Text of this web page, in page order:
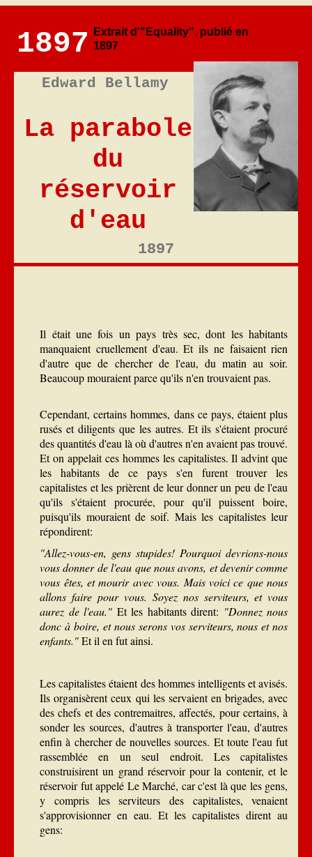
1897
Extrait d'"Equality", publié en
1897
Edward Bellamy
La parabole
du
réservoir
d'eau
1897
Il était une fois un pays très sec, dont les habitants
manquaient cruellement d'eau. Et ils ne faisaient rien
d'autre que de chercher de l'eau, du matin au soir.
Beaucoup mouraient parce qu'ils n'en trouvaient pas.
Cependant, certains hommes, dans ce pays, étaient plus
rusés et diligents que les autres. Et ils s'étaient procuré
des quantités d'eau là où d'autres n'en avaient pas trouvé.
Et on appelait ces hommes les capitalistes. Il advint que
les habitants de ce pays s'en furent trouver les
capitalistes et les prièrent de leur donner un peu de l'eau
qu'ils s'étaient procurée, pour qu'il puissent boire,
puisqu'ils mouraient de soif. Mais les capitalistes leur
répondirent:
"Allez-vous-en, gens stupides! Pourquoi devrions-nous
vous donner de l'eau que nous avons, et devenir comme
vous êtes, et mourir avec vous. Mais voici ce que nous
allons faire pour vous. Soyez nos serviteurs, et vous
aurez de l'eau." Et les habitants dirent: "Donnez nous
donc à boire, et nous serons vos serviteurs, nous et nos
enfants."Et il en fut ainsi.
Les capitalistes étaient des hommes intelligents et avisés.
Ils organisèrent ceux qui les servaient en brigades, avec
des chefs et des contremaitres, affectés, pour certains, à
sonder les sources, d'autres à transporter l'eau, d'autres
enfin à chercher de nouvelles sources. Et toute l'eau fut
rassemblée en un seul endroit. Les capitalistes
construisirent un grand réservoir pour la contenir, et le
réservoir fut appelé Le Marché, car c'est là que les gens,
y compris les serviteurs des capitalistes, venaient
s'approvisionner en eau. Et les capitalistes dirent au
gens: